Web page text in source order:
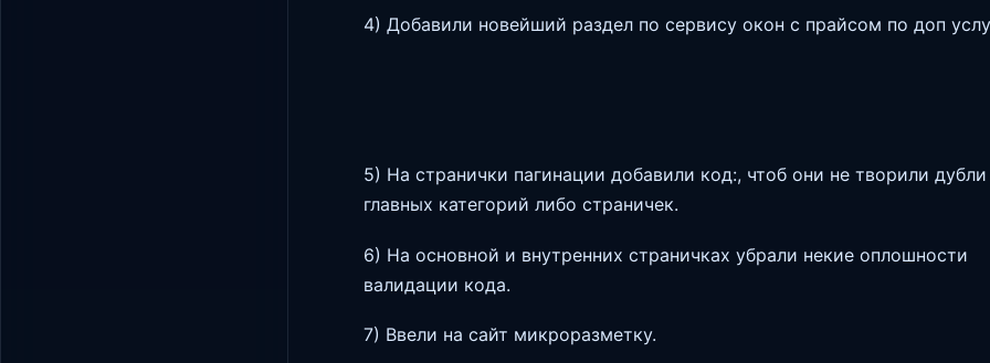
4) Добавили новейший раздел по сервису окон с прайсом по доп
5) На странички пагинации добавили код:, чтоб они не творили дубли
главных категорий либо страничек.
6) На основной и внутренних страничках убрали некие оплошности
валидации кода.
7) Ввели на сайт микроразметку.